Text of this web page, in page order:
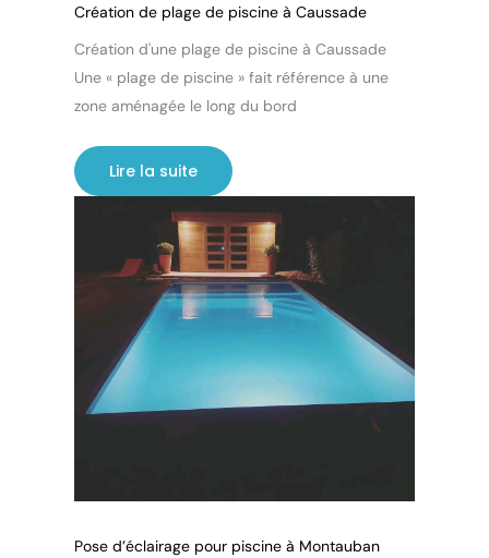
Création de plage de piscine à Caussade
Création d'une plage de piscine à Caussade
Une « plage de piscine » fait référence à une
zone aménagée le long du bord
Lire la suite
Pose d’éclairage pour piscine à Montauban